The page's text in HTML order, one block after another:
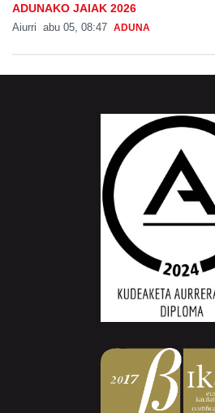
ADUNAKO JAIAK 2026
Aiurri abu 05, 08:47 ADUNA